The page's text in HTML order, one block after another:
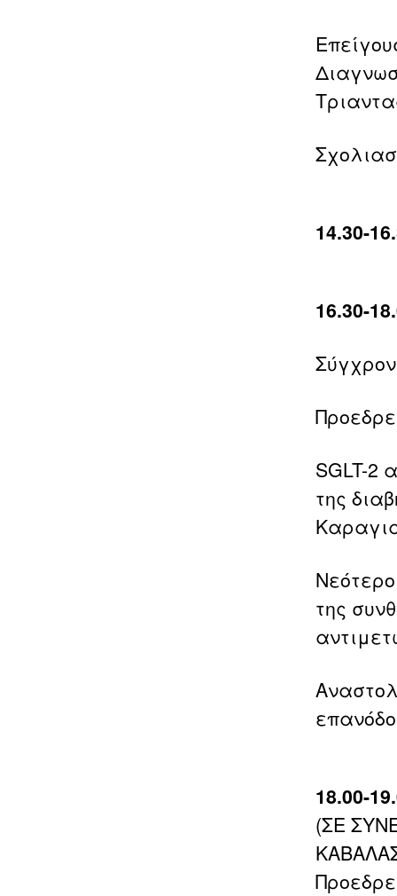
14.30-
16.30-
SGLT-2
της
της
18.00-
(ΣΕ